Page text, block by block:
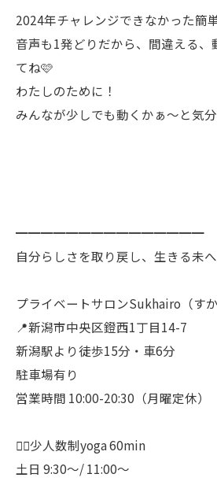
2024年チャレンジできなかった簡
音声も1発どりだから、間違える、
てね🩷
わたしのために！
みんなが少しでも動くかぁ〜と気
━━━━━━━━━━━━━━━
自分らしさを取り戻し、生きる未
プライベートサロンSukhairo（すか
📍新潟市中央区鐙西1丁目14-7
新潟駅より徒歩15分・車6分
駐車場有り
営業時間 10:00-20:30（月曜定休）
🧘‍♀️少人数制yoga 60min
土日 9:30〜/ 11:00〜